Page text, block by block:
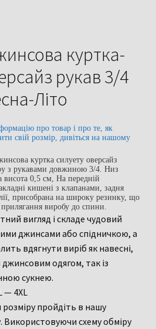
куртка-
рукав 3/4
Літо
про товар і про те, як
свій розмір, дивіться на нашому
куртка силуету оверсайз
з рукавами довжиною 3/4. Низ
висота 0,5 см, На передній
кишені з клапанами, задня
присобрана на широку резинку, що
прилягання виробу до спини.
вигляд і складе чудовий
джинсами або спідничкою, а
вдягнути виріб як навесні,
джинсовим одягом, так із
сукнею.
— 4XL
пройдіть в нашу
Використовуючи схему обміру